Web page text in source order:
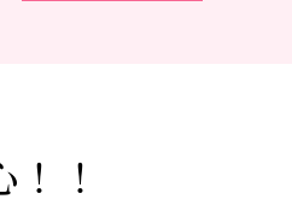
！